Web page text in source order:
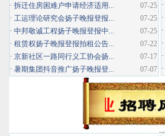
·
·
·
·
·
·
07-25
· 拆迁住房困难户申请经济适用...
07-25
· 工运理论研究会扬子晚报登报...
07-25
· 中邦敬诚工程扬子晚报登报中...
07-22
· 租赁权扬子晚报登报拍租公告...
07-17
· 京新社区一路同行义工协会扬...
07-07
· 暑期集团抖音推广扬子晚报登...